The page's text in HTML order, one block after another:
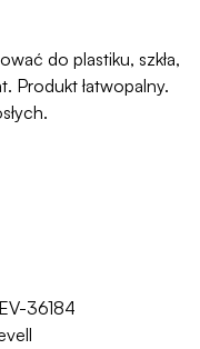
do plastiku, szkła,
Produkt łatwopalny.
36184